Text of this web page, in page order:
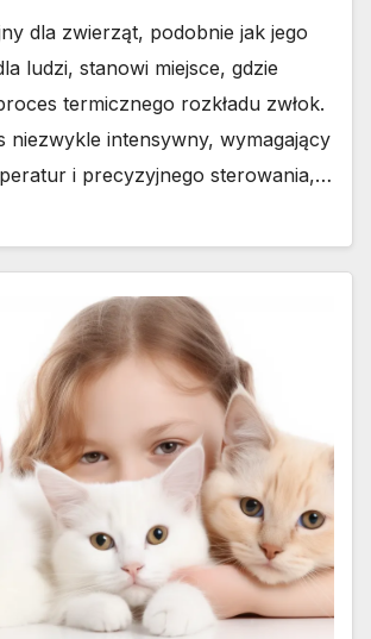
dla zwierząt, podobnie jak jego
ludzi, stanowi miejsce, gdzie
termicznego rozkładu zwłok.
niezwykle intensywny, wymagający
i precyzyjnego sterowania,…